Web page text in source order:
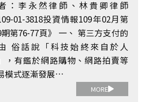
：李永然律師、林貴卿律師
01-3818投資情報109年02月第
期第76-77頁》 一、 第三方支付的
俗話說「科技始終來自於人
，有鑑於網路購物、網路拍賣等
模式逐漸發展…
MORE